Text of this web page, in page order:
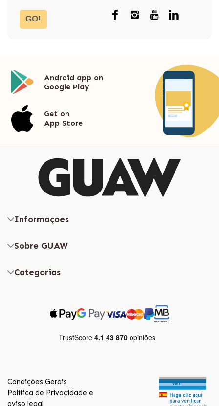
GO!
Android app on
Google Play
Get on
App Store
Informaçoes
Sobre GUAW
Categorias
Condições Gerais
Política de Privacidade e
aviso legal